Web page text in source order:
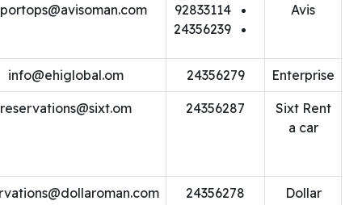
Avis
92833114
24356239
Enterprise
24356279
info@ehiglobal.om
Sixt Rent
a car
24356287
reservations@sixt.om
Dollar
24356278